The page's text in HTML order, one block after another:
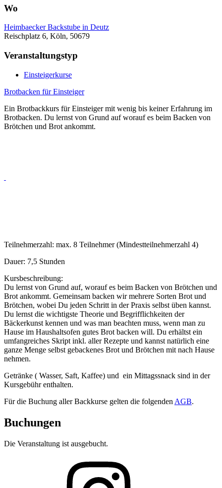
Wo
Heimbaecker Backstube in Deutz
Reischplatz 6, Köln, 50679
Veranstaltungstyp
Einsteigerkurse
Brotbacken für Einsteiger
Ein Brotbackkurs für Einsteiger mit wenig bis keiner Erfahrung im
Brotbacken. Du lernst von Grund auf worauf es beim Backen von
Brötchen und Brot ankommt.
Teilnehmerzahl: max. 8 Teilnehmer (Mindestteilnehmerzahl 4)
Dauer: 7,5 Stunden
Kursbeschreibung:
Du lernst von Grund auf, worauf es beim Backen von Brötchen und
Brot ankommt. Gemeinsam backen wir mehrere Sorten Brot und
Brötchen, wobei Du jeden Schritt in der Praxis selbst üben kannst.
Du lernst die wichtigste Theorie und Begrifflichkeiten der
Bäckerkunst kennen und was man beachten muss, wenn man zu
Hause im Haushaltsofen gutes Brot backen will. Du erhältst ein
umfangreiches Skript inkl. aller Rezepte und kannst natürlich eine
ganze Menge selbst gebackenes Brot und Brötchen mit nach Hause
nehmen.
Getränke ( Wasser, Saft, Kaffee) und ein Mittagssnack sind in der
Kursgebühr enthalten.
Für die Buchung aller Backkurse gelten die folgenden AGB.
Buchungen
Die Veranstaltung ist ausgebucht.